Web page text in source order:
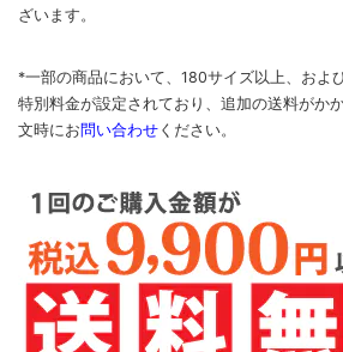
ざいます。
*一部の商品において、180サイズ以上、およ
特別料金が設定されており、追加の送料がか
文時にお問い合わせ ください。